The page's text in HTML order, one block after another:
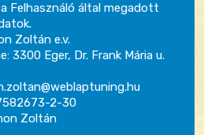
Felhasználó által megadott
Zoltán e.v.
3300 Eger, Dr. Frank Mária u.
2-30
Zoltán